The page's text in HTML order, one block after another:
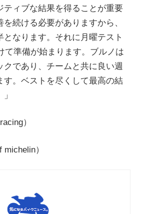
ティブな結果を得ることが重要
続ける必要がありますから、
となります。それに月曜テスト
て準備が始まります。ブルノは
クであり、チームと共に良い週
す。ベストを尽くして最高の結
）
michelin）